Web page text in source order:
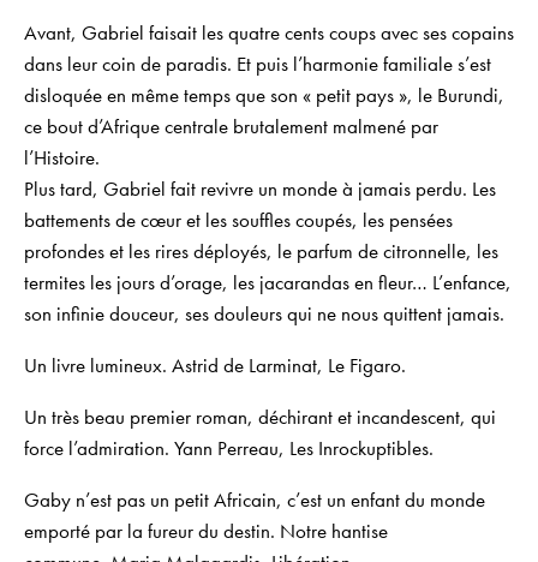
Avant, Gabriel faisait les quatre cents coups avec ses copains
dans leur coin de paradis. Et puis l’harmonie familiale s’est
disloquée en même temps que son « petit pays », le Burundi,
ce bout d’Afrique centrale brutalement malmené par
l’Histoire.
Plus tard, Gabriel fait revivre un monde à jamais perdu. Les
battements de cœur et les souffles coupés, les pensées
profondes et les rires déployés, le parfum de citronnelle, les
termites les jours d’orage, les jacarandas en fleur… L’enfance,
son infinie douceur, ses douleurs qui ne nous quittent jamais.
Un livre lumineux. Astrid de Larminat, Le Figaro.
Un très beau premier roman, déchirant et incandescent, qui
force l’admiration. Yann Perreau, Les Inrockuptibles.
Gaby n’est pas un petit Africain, c’est un enfant du monde
emporté par la fureur du destin. Notre hantise